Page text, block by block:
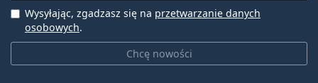
Chcę nowości
Wysyłając, zgadzasz się na przetwarzanie danych
osobowych.